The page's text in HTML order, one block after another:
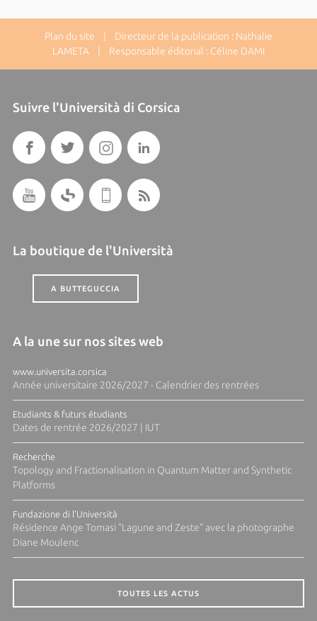
Plan du site | Directeur de la publication : Nathalie
LAMETA | Responsable éditorial : Céline DAMI
Suivre l'Università di Corsica
La boutique de l'Università
A BUTTEGUCCIA
A la une sur nos sites web
www.universita.corsica
Année universitaire 2026/2027 - Calendrier des rentrées
Etudiants & futurs étudiants
Dates de rentrée 2026/2027 | IUT
Recherche
Topology and Fractionalisation in Quantum Matter and Synthetic
Platforms
Fundazione di l'Università
Résidence Ange Tomasi "Lagune and Zeste" avec la photographe
Diane Moulenc
TOUTES LES ACTUS